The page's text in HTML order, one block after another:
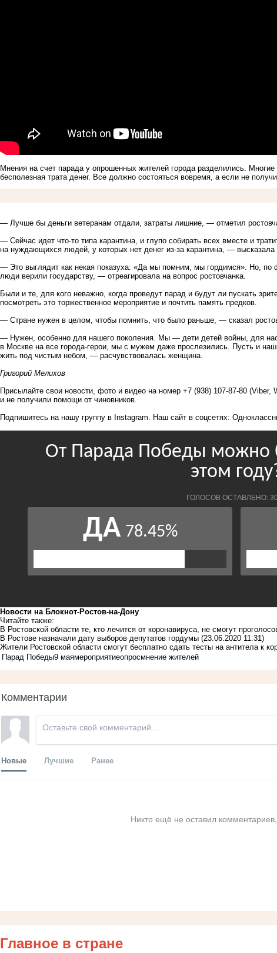
Мнения на счет парада у опрошенных жителей города разделились.
бесполезная трата денег. Все должно состояться вовремя, а если не
— Лучше бы деньги ветеранам отдали, затраты лишние, — отметил
— Сейчас идет что-то типа карантина, и глупо собирать всех вместе и
на нуждающихся людей, у которых нет денег из-за карантина, —
— Это выглядит как некая показуха: «Да мы помним, мы гордимся». Но, по
люди верили государству, — отреагировала на вопрос ростовчанка.
Были и те, для кого неважно, когда проведут парад и будут ли пускать
посмотреть это торжественное мероприятие и почтить память предков.
— Стране нужен в целом, чтобы помнить, что было раньше, — сказал
— Нужен, особенно для нашего поколения. Мы — дети детей войны, для
в Москве на все города-герои, мы с мужем даже прослезились. Пусть и
жить под чистым небом, — расчувствовалась женщина.
Григорий Мелихов
Присылайте свои новости, фото и видео на номер +7 (938) 107-87-80
и не получили помощи от чиновников.
Подпишитесь на нашу группу в Instagram. Наш сайт в соцсетях:
Новости на Блoкнoт-Ростов-на-Дону
Читайте также:
В Ростовской области те, кто лечится от коронавируса, не смогут
В Ростове назначали дату выборов депутатов гордумы (23.06.2020 11:31)
Жители Ростовской области смогут бесплатно сдать тесты на антитела к
Парад Победы9 маямероприятиеопросмнение жителей
Комментарии
Новые Лучшие Ранее
Никто ещё не оставил
Главное в стране